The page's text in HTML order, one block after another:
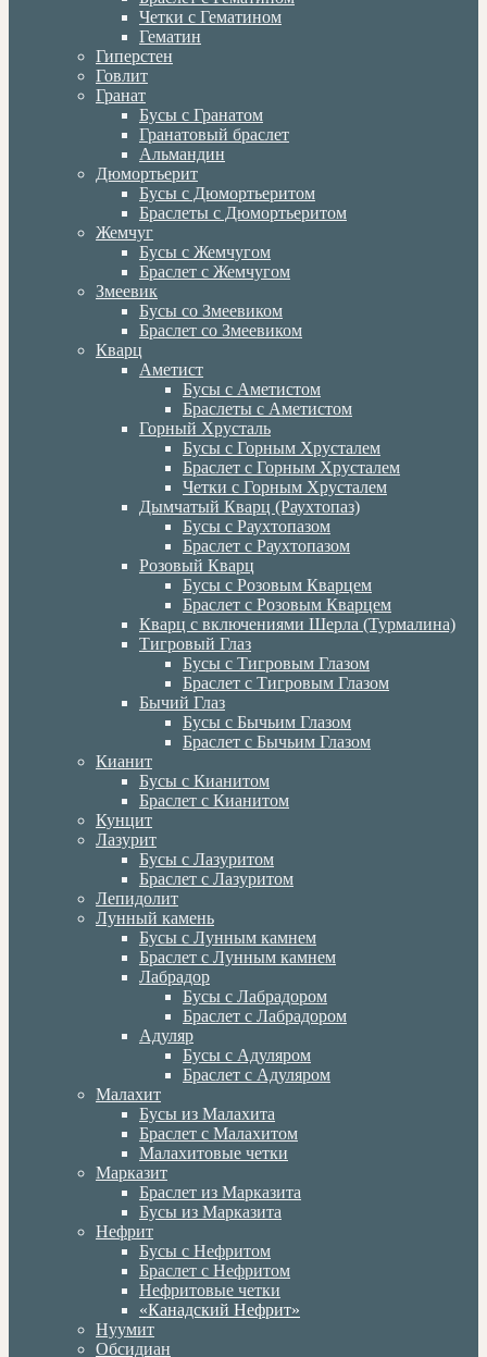
Четки с Гематином
Гематин
Гиперстен
Говлит
Гранат
Бусы с Гранатом
Гранатовый браслет
Альмандин
Дюмортьерит
Бусы с Дюмортьеритом
Браслеты с Дюмортьеритом
Жемчуг
Бусы с Жемчугом
Браслет с Жемчугом
Змеевик
Бусы со Змеевиком
Браслет со Змеевиком
Кварц
Аметист
Бусы с Аметистом
Браслеты с Аметистом
Горный Хрусталь
Бусы с Горным Хрусталем
Браслет с Горным Хрусталем
Четки с Горным Хрусталем
Дымчатый Кварц (Раухтопаз)
Бусы с Раухтопазом
Браслет с Раухтопазом
Розовый Кварц
Бусы с Розовым Кварцем
Браслет с Розовым Кварцем
Кварц с включениями Шерла (Турмалина)
Тигровый Глаз
Бусы с Тигровым Глазом
Браслет с Тигровым Глазом
Бычий Глаз
Бусы с Бычьим Глазом
Браслет с Бычьим Глазом
Кианит
Бусы с Кианитом
Браслет с Кианитом
Кунцит
Лазурит
Бусы с Лазуритом
Браслет с Лазуритом
Лепидолит
Лунный камень
Бусы с Лунным камнем
Браслет с Лунным камнем
Лабрадор
Бусы с Лабрадором
Браслет с Лабрадором
Адуляр
Бусы с Адуляром
Браслет с Адуляром
Малахит
Бусы из Малахита
Браслет с Малахитом
Малахитовые четки
Марказит
Браслет из Марказита
Бусы из Марказита
Нефрит
Бусы с Нефритом
Браслет с Нефритом
Нефритовые четки
«Канадский Нефрит»
Нуумит
Обсидиан